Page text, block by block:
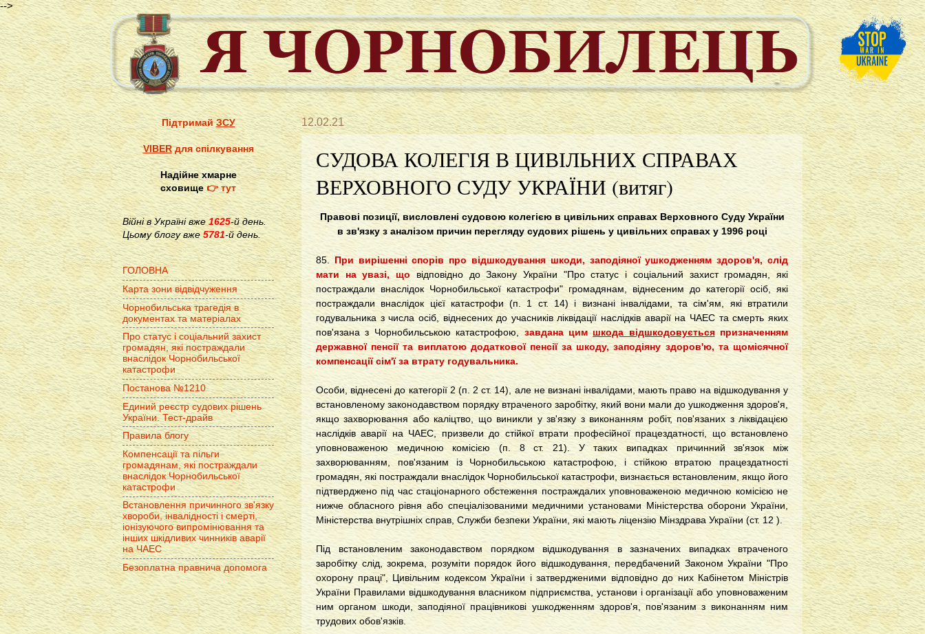
-->
12.02.21
СУДОВА КОЛЕГІЯ В ЦИВІЛЬНИХ СПРАВАХ
ВЕРХОВНОГО СУДУ УКРАЇНИ (витяг)
Правові позиції, висловлені судовою колегією в цивільних справах Верховного Суду України
в зв'язку з аналізом причин перегляду судових рішень у цивільних справах у 1996 році
85. При вирішенні спорів про відшкодування шкоди, заподіяної ушкодженням здоров'я, слід
мати на увазі, що відповідно до Закону України "Про статус і соціальний захист громадян, які
постраждали внаслідок Чорнобильської катастрофи" громадянам, віднесеним до категорії осіб, які
постраждали внаслідок цієї катастрофи (п. 1 ст. 14) і визнані інвалідами, та сім'ям, які втратили
годувальника з числа осіб, віднесених до учасників ліквідації наслідків аварії на ЧАЕС та смерть яких
пов'язана з Чорнобильською катастрофою, завдана цим шкода відшкодовуєтьсяпризначенням
державної пенсії та виплатою додаткової пенсії за шкоду, заподіяну здоров'ю, та щомісячної
компенсації сім'ї за втрату годувальника.
Особи, віднесені до категорії 2 (п. 2 ст. 14), але не визнані інвалідами, мають право на відшкодування у
встановленому законодавством порядку втраченого заробітку, який вони мали до ушкодження здоров'я,
якщо захворювання або каліцтво, що виникли у зв'язку з виконанням робіт, пов'язаних з ліквідацією
наслідків аварії на ЧАЕС, призвели до стійкої втрати професійної працездатності, що встановлено
уповноваженою медичною комісією (п. 8 ст. 21). У таких випадках причинний зв'язок між
захворюванням, пов'язаним із Чорнобильською катастрофою, і стійкою втратою працездатності
громадян, які постраждали внаслідок Чорнобильської катастрофи, визнається встановленим, якщо його
підтверджено під час стаціонарного обстеження постраждалих уповноваженою медичною комісією не
нижче обласного рівня або спеціалізованими медичними установами Міністерства оборони України,
Міністерства внутрішніх справ, Служби безпеки України, які мають ліцензію Мінздрава України (ст. 12 ).
Під встановленим законодавством порядком відшкодування в зазначених випадках втраченого
заробітку слід, зокрема, розуміти порядок його відшкодування, передбачений Законом України "Про
охорону праці", Цивільним кодексом України і затвердженими відповідно до них Кабінетом Міністрів
України Правилами відшкодування власником підприємства, установи і організації або уповноваженим
ним органом шкоди, заподіяної працівникові ушкодженням здоров'я, пов'язаним з виконанням ним
трудових обов'язків.
ПідтримайЗСУ
VIBERдля спілкування
Надійне хмарне
сховище👉 тут
Війні в Україні вже1625-й день.
Цьому блогу вже 5781-й день.
ГОЛОВНА
Карта зони відвідчуження
Чорнобильська трагедія в
документах та матеріалах
Про статус і соціальний захист
громадян, які постраждали
внаслідок Чорнобильської
катастрофи
Постанова №1210
Единий реєстр судових рішень
України. Тест-драйв
Правила блогу
Компенсації та пільги
громадянам, які постраждали
внаслідок Чорнобильської
катастрофи
Встановлення причинного зв'язку
хвороби, інвалідності і смерті,
іонізуючого випромінювання та
інших шкідливих чинників аварії
на ЧАЕС
Безоплатна правнича допомога